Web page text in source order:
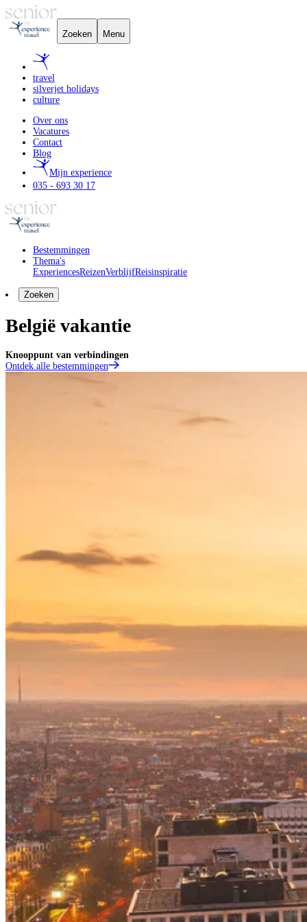
Zoeken Menu
travel
silverjet holidays
culture
Over ons
Vacatures
Contact
Blog
Mijn experience
035 - 693 30 17
Bestemmingen
Thema's
ExperiencesReizenVerblijfReisinspiratie
Zoeken
België vakantie
Knooppunt van verbindingen
Ontdek alle bestemmingen